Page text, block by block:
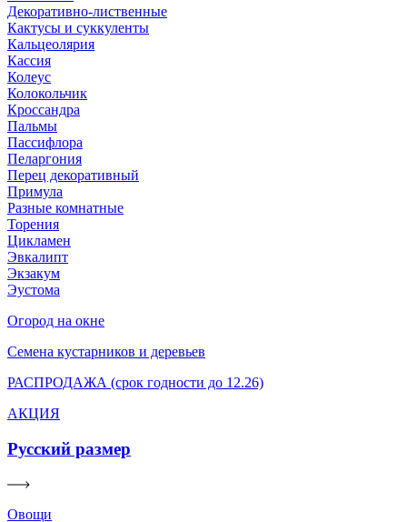
Декоративно-лиственные
Кактусы и суккуленты
Кальцеолярия
Кассия
Колеус
Колокольчик
Кроссандра
Пальмы
Пассифлора
Пеларгония
Перец декоративный
Примула
Разные комнатные
Торения
Цикламен
Эвкалипт
Экзакум
Эустома
Огород на окне
Семена кустарников и деревьев
РАСПРОДАЖА (срок годности до 12.26)
АКЦИЯ
Русский размер
Овощи